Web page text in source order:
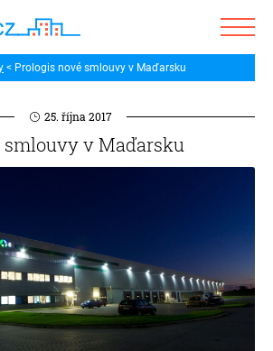
Prologis nové smlouvy v Maďarsku
25. října 2017
smlouvy v Maďarsku